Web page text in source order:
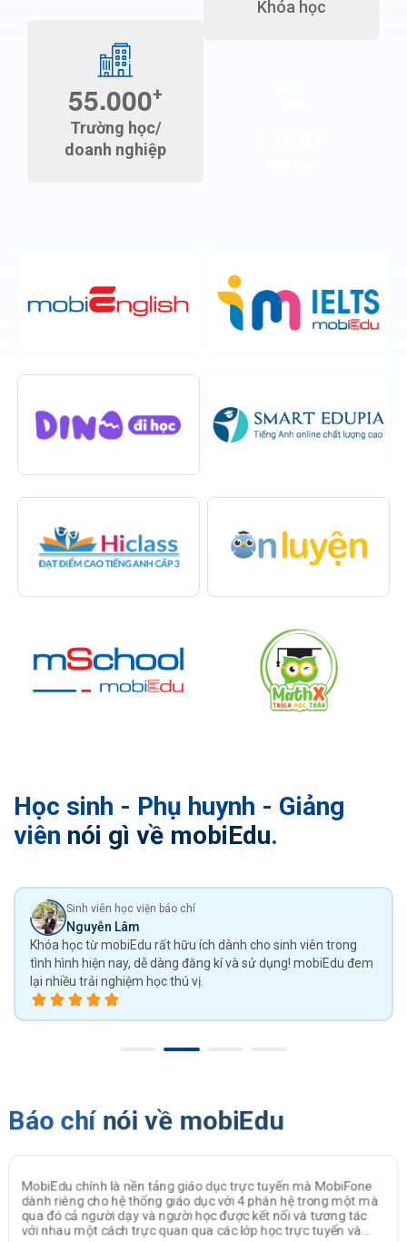
Khóa học
55.000+
Trường học/
doanh nghiệp
Học sinh - Phụ huynh - Giảng
viên nói gì về mobiEdu.
mobiEdu nói chung và giải pháp Trường học Số Quốc Gia nói
riêng giúp thay đổi phương pháp quản lý nhà trường, tiết kiệm
và hiệu quả hơn nhiều. Các bộ phận đã không phải trao đổi
thủ công như trước!
Giáo viên
Cô Ngô Thùy Mai
Báo chínói về mobiEdu
thống giáo dục với 4 phân hệ trong một mà
và người học được kết nối và tương tác
trực quan qua các lớp học trực tuyến và
khóa học uy tín, chất lượng hàng đầu thị
nhu cầu của một
muốn giảng dạy;
trực tuyến chuyên
hậu mãi, chăm